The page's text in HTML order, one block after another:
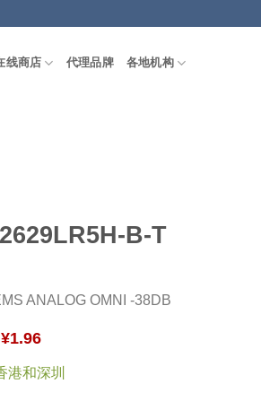
线商店 代理品牌 各地机构
B-T
ANALOG OMNI -38DB
¥1.96
港和深圳